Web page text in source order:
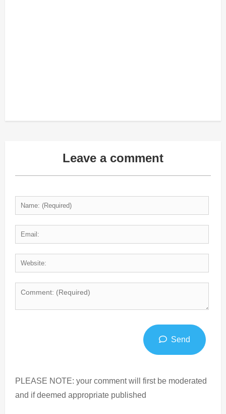
Leave a comment
Send
PLEASE NOTE: your comment will first be moderated
and if deemed appropriate published